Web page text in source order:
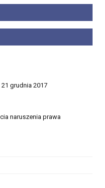
grudnia 2017
naruszenia prawa